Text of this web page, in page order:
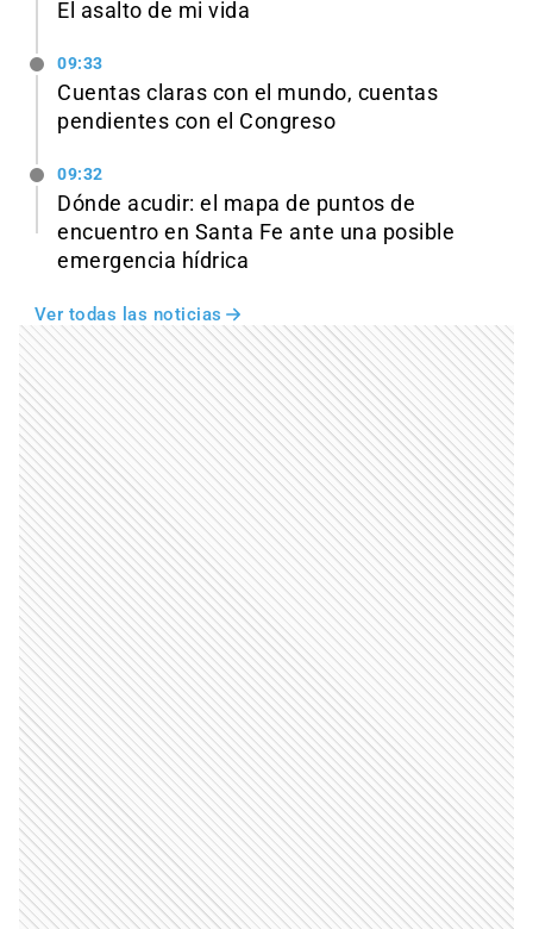
El asalto de mi vida
09:33
Cuentas claras con el mundo, cuentas
pendientes con el Congreso
09:32
Dónde acudir: el mapa de puntos de
encuentro en Santa Fe ante una posible
emergencia hídrica
Ver todas las noticias